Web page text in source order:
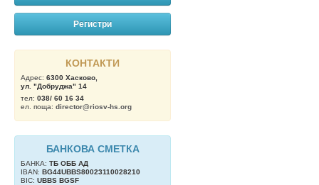
Регистри
КОНТАКТИ
Адрес: 6300 Хасково,
ул. "Добруджа" 14
тел: 038/ 60 16 34
ел. поща: director@riosv-hs.org
БАНКОВА СМЕТКА
БАНКА: ТБ OББ АД
IBAN: BG44UBBS80023110028210
BIC: UBBS BGSF